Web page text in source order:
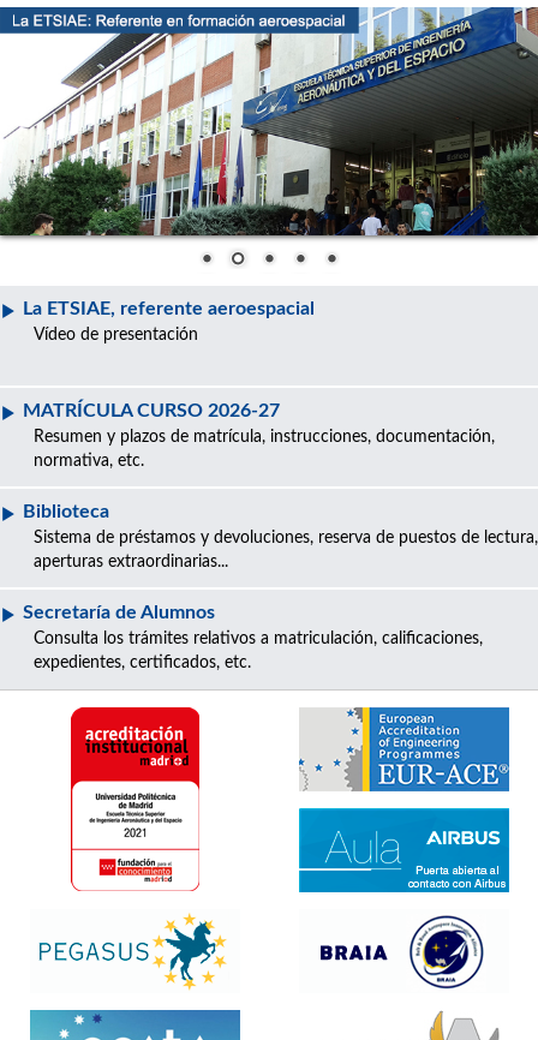
La ETSIAE, referente aeroespacial
Vídeo de presentación
MATRÍCULA CURSO 2026-27
Resumen y plazos de matrícula, instrucciones, documentación,
normativa, etc.
Biblioteca
Sistema de préstamos y devoluciones, reserva de puestos de lectura,
aperturas extraordinarias...
Secretaría de Alumnos
Consulta los trámites relativos a matriculación, calificaciones,
expedientes, certificados, etc.